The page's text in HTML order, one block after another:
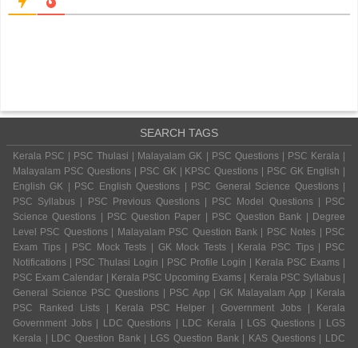
SEARCH TAGS
Kerala PSC | PSC Thulasi | Malayalam GK | PSC Questions | PSC Kerala |
Malayalam PSC Questions | PSC GK | KPSC Questions | PSC GK English |
English GK | PSC English Questions | PSC General Science Questions |
PSC Syllabus | PSC Previous Questions | PSC Model Questions | PSC
Science Questions | PSC Question Paper | PSC Question Bank | Degree
Level PSC Questions | Malayalam PSC Question Bank | PSC Notes | PSC
Exam Tips | PSC Mock Tests | GK Mock Tests | Kerala PSC Tips | PSC
Notifications | PSC Thulasi Login | PSC Profile Login | Kerala PSC Exams |
PSC Exam Calendar | Kerala PSC Upcoming Exams | Kerala PSC Syllabus |
General Science PSC Questions | PSC App | GK Malayalam App | Kerala
PSC Ranked Lists | Kerala PSC Helper | Government Jobs | Kerala
Government Jobs | LDC Questions | LDC Kerala | LGS Questions | LGS
Kerala | LDC Question Bank | LGS Question Bank | KAS Questions | LDC